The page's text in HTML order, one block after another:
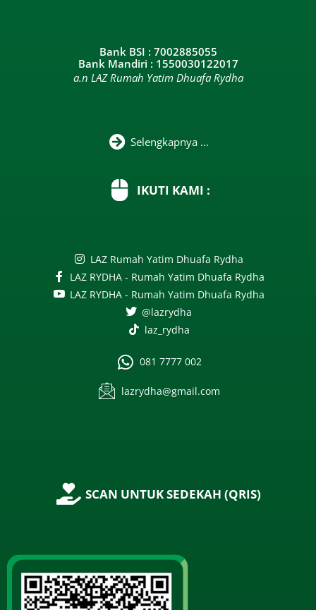
Bank BSI : 7002885055
Bank Mandiri : 1550030122017
a.n LAZ Rumah Yatim Dhuafa Rydha
Selengkapnya ...
IKUTI KAMI :
LAZ Rumah Yatim Dhuafa Rydha
LAZ RYDHA - Rumah Yatim Dhuafa Rydha
LAZ RYDHA - Rumah Yatim Dhuafa Rydha
@lazrydha
laz_rydha
081 7777 002
lazrydha@gmail.com
SCAN UNTUK SEDEKAH (QRIS)